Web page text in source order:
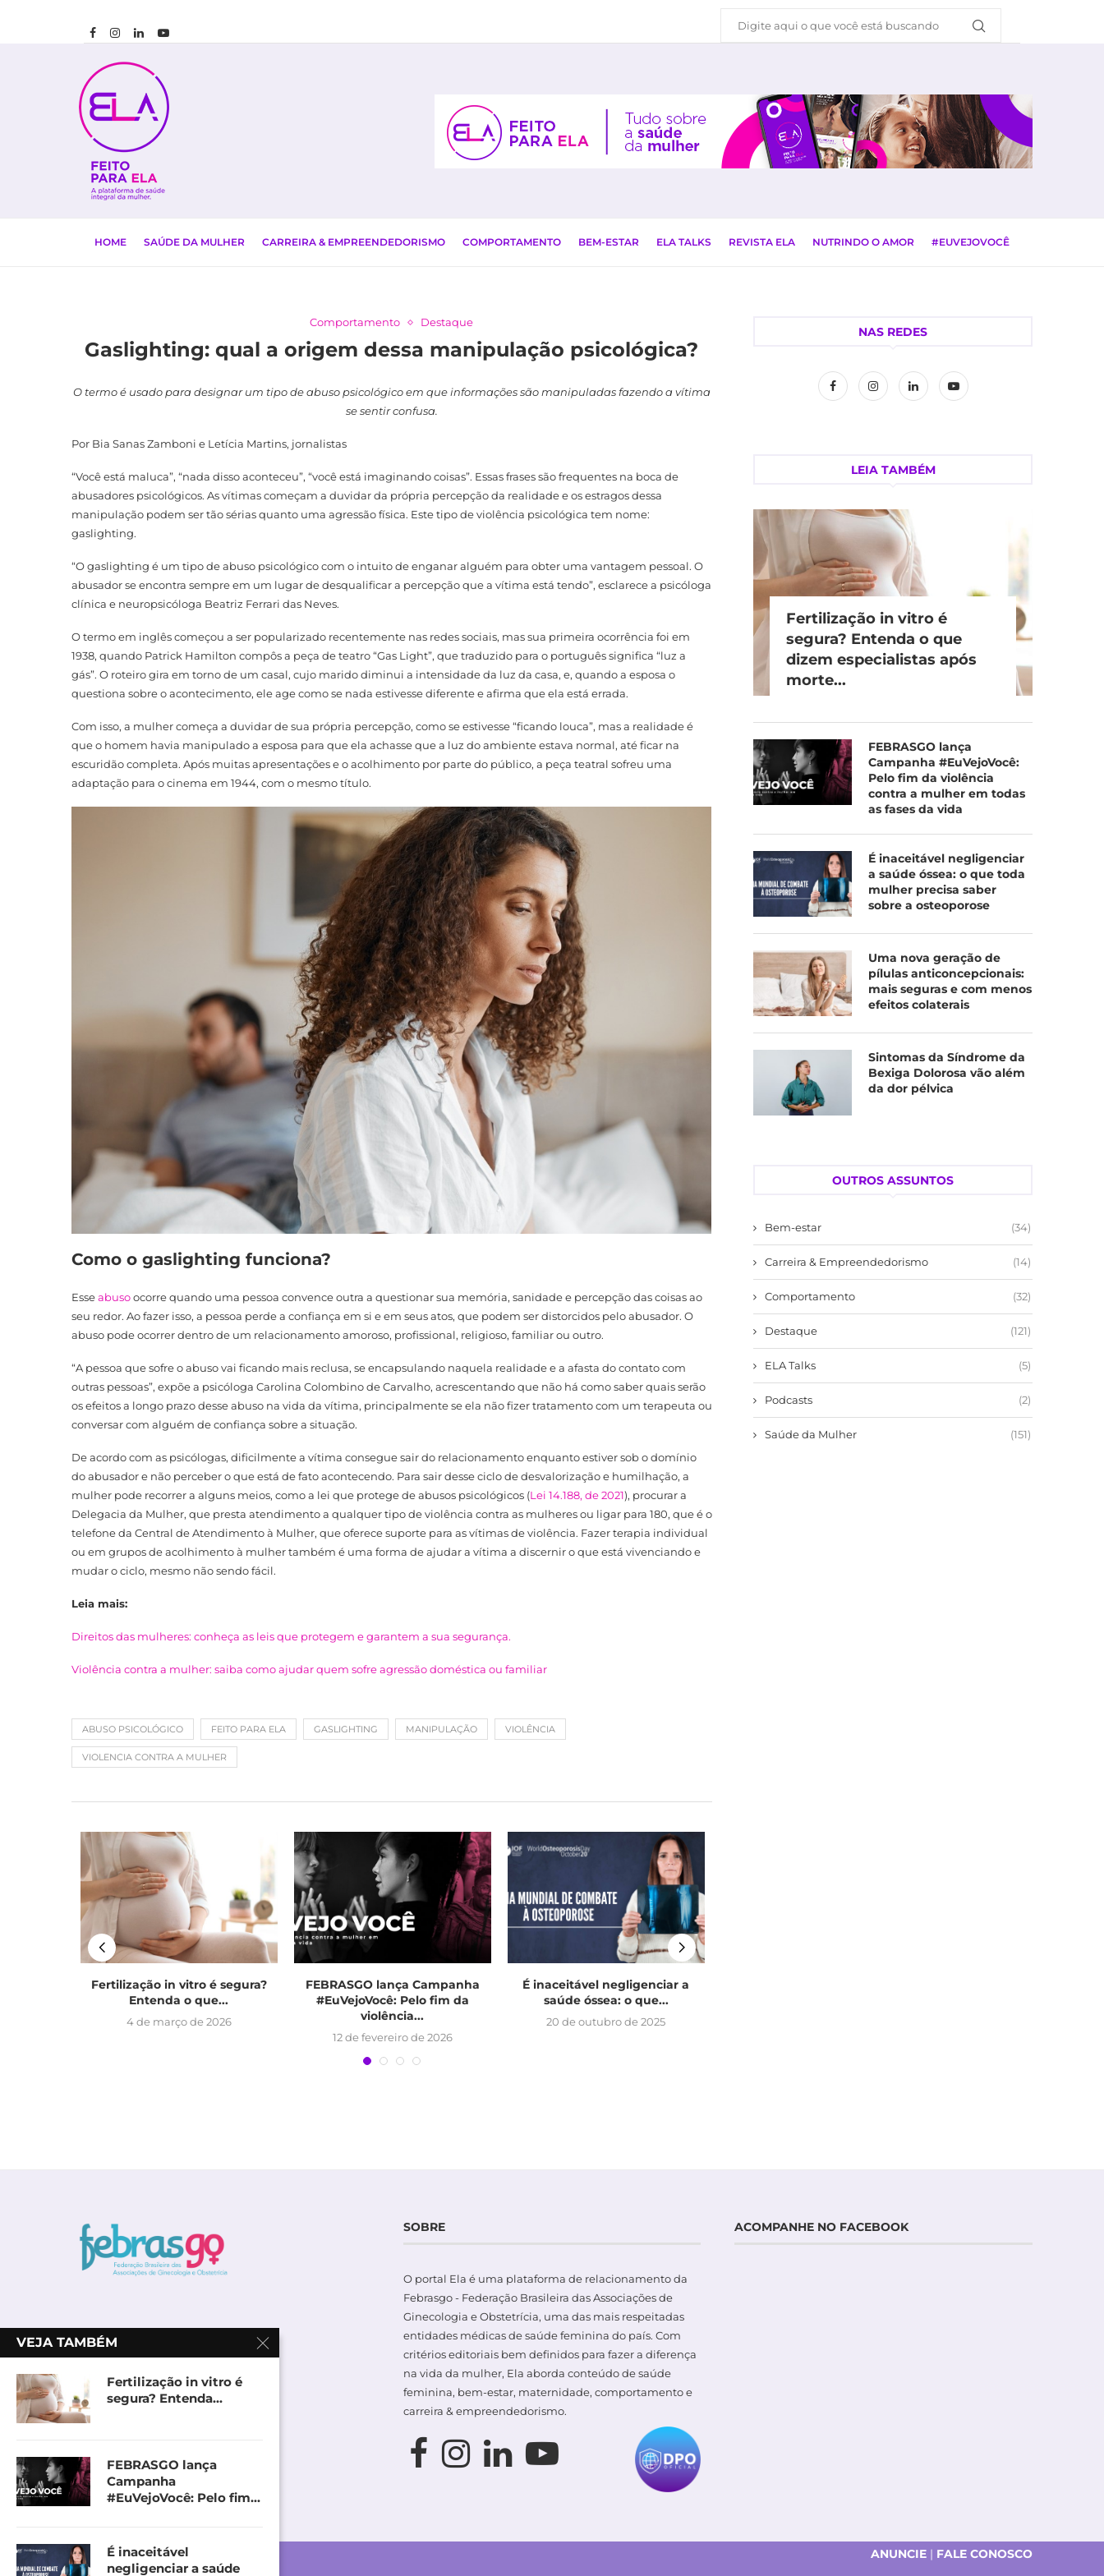
HOME SAÚDE DA MULHER CARREIRA & EMPREENDEDORISMO COMPORTAMENTO BEM-ESTAR ELA TALKS REVISTA ELA NUTRINDO O AMOR #EUVEJOVOCÊ
Comportamento Destaque
Gaslighting: qual a origem dessa manipulação psicológica?
O termo é usado para designar um tipo de abuso psicológico em que informações são manipuladas fazendo a vítima
se sentir confusa.
Por Bia Sanas Zamboni e Letícia Martins, jornalistas
“Você está maluca”, “nada disso aconteceu”, “você está imaginando coisas”. Essas frases são frequentes na boca de
abusadores psicológicos. As vítimas começam a duvidar da própria percepção da realidade e os estragos dessa
manipulação podem ser tão sérias quanto uma agressão física. Este tipo de violência psicológica tem nome:
gaslighting.
“O gaslighting é um tipo de abuso psicológico com o intuito de enganar alguém para obter uma vantagem pessoal. O
abusador se encontra sempre em um lugar de desqualificar a percepção que a vítima está tendo”, esclarece a psicóloga
clínica e neuropsicóloga Beatriz Ferrari das Neves.
O termo em inglês começou a ser popularizado recentemente nas redes sociais, mas sua primeira ocorrência foi em
1938, quando Patrick Hamilton compôs a peça de teatro “Gas Light”, que traduzido para o português significa “luz a
gás”. O roteiro gira em torno de um casal, cujo marido diminui a intensidade da luz da casa, e, quando a esposa o
questiona sobre o acontecimento, ele age como se nada estivesse diferente e afirma que ela está errada.
Com isso, a mulher começa a duvidar de sua própria percepção, como se estivesse “ficando louca”, mas a realidade é
que o homem havia manipulado a esposa para que ela achasse que a luz do ambiente estava normal, até ficar na
escuridão completa. Após muitas apresentações e o acolhimento por parte do público, a peça teatral sofreu uma
adaptação para o cinema em 1944, com o mesmo título.
Como o gaslighting funciona?
Esseabusoocorre quando uma pessoa convence outra a questionar sua memória, sanidade e percepção das coisas ao
seu redor. Ao fazer isso, a pessoa perde a confiança em si e em seus atos, que podem ser distorcidos pelo abusador. O
abuso pode ocorrer dentro de um relacionamento amoroso, profissional, religioso, familiar ou outro.
“A pessoa que sofre o abuso vai ficando mais reclusa, se encapsulando naquela realidade e a afasta do contato com
outras pessoas”, expõe a psicóloga Carolina Colombino de Carvalho, acrescentando que não há como saber quais serão
os efeitos a longo prazo desse abuso na vida da vítima, principalmente se ela não fizer tratamento com um terapeuta ou
conversar com alguém de confiança sobre a situação.
De acordo com as psicólogas, dificilmente a vítima consegue sair do relacionamento enquanto estiver sob o domínio
do abusador e não perceber o que está de fato acontecendo. Para sair desse ciclo de desvalorização e humilhação, a
mulher pode recorrer a alguns meios, como a lei que protege de abusos psicológicos (Lei 14.188, de 2021), procurar a
Delegacia da Mulher, que presta atendimento a qualquer tipo de violência contra as mulheres ou ligar para 180, que é o
telefone da Central de Atendimento à Mulher, que oferece suporte para as vítimas de violência. Fazer terapia individual
ou em grupos de acolhimento à mulher também é uma forma de ajudar a vítima a discernir o que está vivenciando e
mudar o ciclo, mesmo não sendo fácil.
Leia mais:
Direitos das mulheres: conheça as leis que protegem e garantem a sua segurança.
Violência contra a mulher: saiba como ajudar quem sofre agressão doméstica ou familiar
ABUSO PSICOLÓGICO FEITO PARA ELA GASLIGHTING MANIPULAÇÃO VIOLÊNCIA
VIOLENCIA CONTRA A MULHER
Fertilização in vitro é segura?
Entenda o que...
4 de março de 2026
FEBRASGO lança Campanha
#EuVejoVocê: Pelo fim da
violência...
12 de fevereiro de 2026
É inaceitável negligenciar a
saúde óssea: o que...
20 de outubro de 2025
NAS REDES
LEIA TAMBÉM
Fertilização in vitro é
segura? Entenda o que
dizem especialistas após
morte...
FEBRASGO lança
Campanha #EuVejoVocê:
Pelo fim da violência
contra a mulher em todas
as fases da vida
É inaceitável negligenciar
a saúde óssea: o que toda
mulher precisa saber
sobre a osteoporose
Uma nova geração de
pílulas anticoncepcionais:
mais seguras e com menos
efeitos colaterais
Sintomas da Síndrome da
Bexiga Dolorosa vão além
da dor pélvica
OUTROS ASSUNTOS
Bem-estar (34)
Carreira & Empreendedorismo (14)
Comportamento (32)
Destaque (121)
ELA Talks (5)
Podcasts (2)
Saúde da Mulher (151)
SOBRE
O portal Ela é uma plataforma de relacionamento da
Febrasgo - Federação Brasileira das Associações de
Ginecologia e Obstetrícia, uma das mais respeitadas
entidades médicas de saúde feminina do país. Com
critérios editoriais bem definidos para fazer a diferença
na vida da mulher, Ela aborda conteúdo de saúde
feminina, bem-estar, maternidade, comportamento e
carreira & empreendedorismo.
ACOMPANHE NO FACEBOOK
ANUNCIE | FALE CONOSCO
VEJA TAMBÉM
Fertilização in vitro é
segura? Entenda...
FEBRASGO lança
Campanha
#EuVejoVocê: Pelo fim...
É inaceitável
negligenciar a saúde